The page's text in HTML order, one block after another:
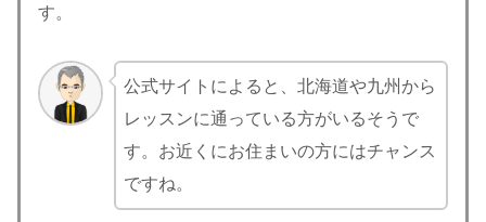
す。
公式サイトによると、北海道や九州から
レッスンに通っている方がいるそうで
す。お近くにお住まいの方にはチャンス
ですね。